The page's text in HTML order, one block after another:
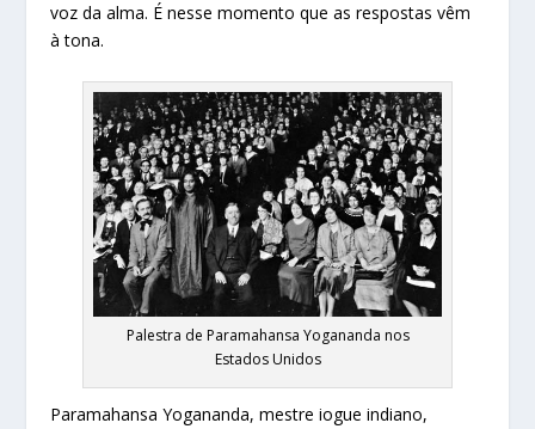
voz da alma. É nesse momento que as respostas vêm
à tona.
Palestra de Paramahansa Yogananda nos
Estados Unidos
Paramahansa Yogananda, mestre iogue indiano,